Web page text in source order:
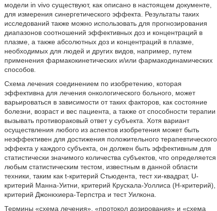
модели in vivo существуют, как описано в настоящем документе,
для измерения синергетического эффекта. Результаты таких
исследований также можно использовать для прогнозирования
диапазонов соотношений эффективных доз и концентраций в
плазме, а также абсолютных доз и концентраций в плазме,
необходимых для людей и других видов, например, путем
применения фармакокинетических и/или фармакодинамических
способов.
Схема лечения соединением по изобретению, которая
эффективна для лечения онкологического больного, может
варьироваться в зависимости от таких факторов, как состояние
болезни, возраст и вес пациента, а также от способности терапии
вызывать противораковый ответ у субъекта. Хотя вариант
осуществления любого из аспектов изобретения может быть
неэффективен для достижения положительного терапевтического
эффекта у каждого субъекта, он должен быть эффективным для
статистически значимого количества субъектов, что определяется
любым статистическим тестом, известным в данной области
техники, таким как t-критерий Стьюдента, тест хи-квадрат, U-
критерий Манна-Уитни, критерий Крускала-Уоллиса (H-критерий),
критерий Джонкхиера-Терпстра и тест Уилкона.
Термины «схема лечения», «протокол дозирования» и «схема